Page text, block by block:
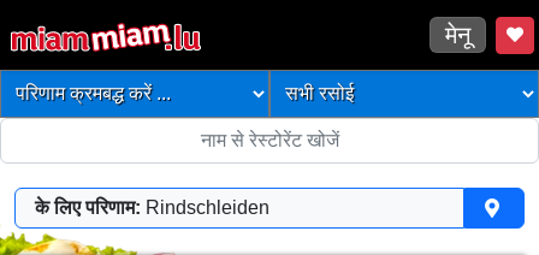
मेनू
के लिए परिणाम: Rindschleiden